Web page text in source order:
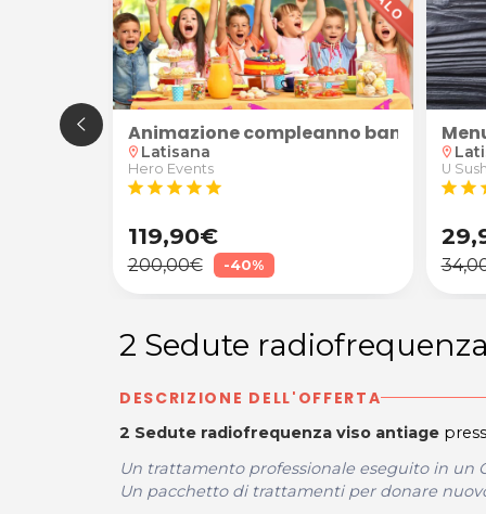
Huracán AVIO o Lamborghini Huracán
Animazione compleanno bambini
location_on Latisana
Hero Events
star star star star star
119,90€
200,00€ -40%
location_on
U
star star
2 Sedute
DESCRIZIONE DELL'OFFERTA
2 Sedute radiofrequenza viso antiage
Un trattamento professionale eseguito in un
Un pacchetto di trattamenti per donare